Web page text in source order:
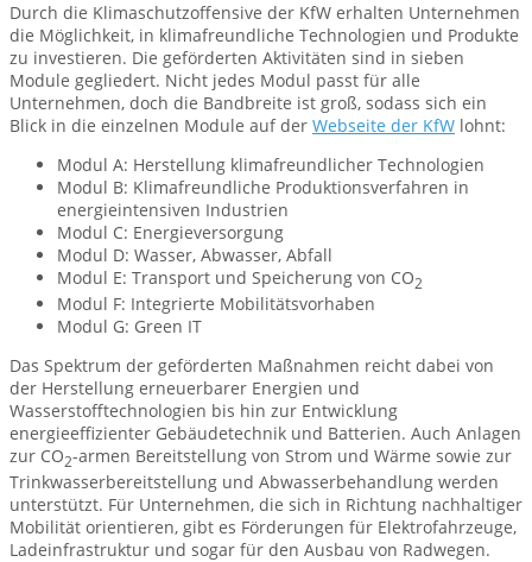
Durch die Klimaschutzoffensive der KfW erhalten Unternehmen
die Möglichkeit, in klimafreundliche Technologien und Produkte
zu investieren. Die geförderten Aktivitäten sind in sieben
Module gegliedert. Nicht jedes Modul passt für alle
Unternehmen, doch die Bandbreite ist groß, sodass sich ein
Blick in die einzelnen Module auf der Webseite der KfW lohnt:
Modul A: Herstellung klimafreundlicher Technologien
Modul B: Klimafreundliche Produktionsverfahren in
energieintensiven Industrien
Modul C: Energieversorgung
Modul D: Wasser, Abwasser, Abfall
Modul E: Transport und Speicherung von CO2
Modul F: Integrierte Mobilitätsvorhaben
Modul G: Green IT
Das Spektrum der geförderten Maßnahmen reicht dabei von
der Herstellung erneuerbarer Energien und
Wasserstofftechnologien bis hin zur Entwicklung
energieeffizienter Gebäudetechnik und Batterien. Auch Anlagen
zur CO2-armen Bereitstellung von Strom und Wärme sowie zur
Trinkwasserbereitstellung und Abwasserbehandlung werden
unterstützt. Für Unternehmen, die sich in Richtung nachhaltiger
Mobilität orientieren, gibt es Förderungen für Elektrofahrzeuge,
Ladeinfrastruktur und sogar für den Ausbau von Radwegen.